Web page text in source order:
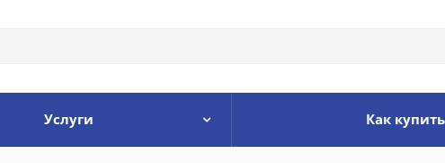
Услуги Как купить